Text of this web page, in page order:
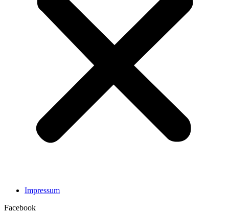
Impressum
Facebook